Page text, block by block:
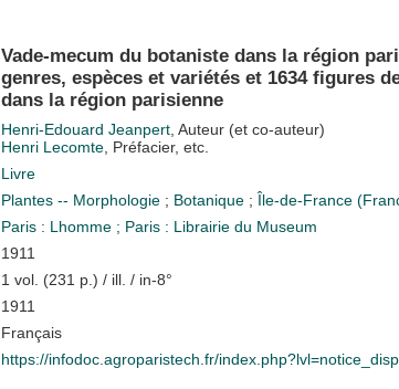
Vade-mecum du botaniste dans la région
genres, espèces et variétés et 1634 figures
dans la région parisienne
Henri-Edouard Jeanpert, Auteur (et co-auteur)
Henri Lecomte, Préfacier, etc.
Livre
Plantes -- Morphologie ; Botanique ;Île-de-France
Paris : Lhomme ; Paris : Librairie du Museum
1911
1 vol. (231 p.) / ill. / in-8°
1911
Français
https://infodoc.agroparistech.fr/